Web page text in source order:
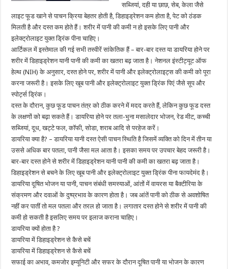
सब्जियां, दही या छाछ, सेब, केला जैसे
लाइट फूड खाने से पाचन क्रिया बेहतर होती है, डिहाइड्रेशन कम होता है, पेट को ठंडक
मिलती है और दस्त कम होते हैं। शरीर में पानी की कमी न हो इसके लिए पानी और
इलेक्ट्रोलाइट युक्त ड्रिंक पीना चाहिए।
आर्टिकल में इस्तेमाल की गई सभी तस्वीरें सांकेतिक हैं – बार-बार दस्त या डायरिया होने पर
शरीर में डिहाइड्रेशन यानी पानी की कमी का खतरा बढ़ जाता है। नेशनल इंस्टीट्यूट ऑफ
हेल्थ (NIH) के अनुसार, दस्त होने पर, शरीर में पानी और इलेक्ट्रोलाइट्स की कमी को पूरा
करना जरूरी है। इसके लिए खूब पानी और इलेक्ट्रोलाइट युक्त ड्रिंक पिएं जैसे सूप और
स्पोर्ट्स ड्रिंक।
दस्त के दौरान, कुछ फूड पाचन तंत्र को ठीक करने में मदद करते हैं, लेकिन कुछ फूड दस्त
के लक्षणों को बढ़ा सकते हैं। डायरिया होने पर तला-भुना मसालेदार भोजन, रेड मीट, कच्ची
सब्जियां, दूध, खट्टे फल, कॉफी, सोडा, शराब आदि से परहेज करें।
डायरिया क्या है? – डायरिया यानी दस्त ऐसी पाचन स्थिति है जिसमें व्यक्ति को दिन में तीन या
उससे अधिक बार पतला, पानी जैसा मल आता है। इसका समय पर उपचार बेहद जरूरी है।
बार-बार दस्त होने से शरीर में डिहाइड्रेशन यानी पानी की कमी का खतरा बढ़ जाता है।
डिहाइड्रेशन से बचने के लिए खूब पानी और इलेक्ट्रोलाइट युक्त ड्रिंक पीना फायदेमंद है।
डायरिया दूषित भोजन या पानी, पाचन संबंधी समस्याओं, आंतों में वायरस या बैक्टीरिया के
संक्रमण और दवाओं के दुष्प्रभाव के कारण होता है। जब आंतें पानी को ठीक से अवशोषित
नहीं कर पातीं तो मल पतला और तरल हो जाता है। लगातार दस्त होने से शरीर में पानी की
कमी हो सकती है इसलिए समय पर इलाज कराना चाहिए।
डायरिया क्यों होता है ?
डायरिया में डिहाइड्रेशन से कैसे बचें
डायरिया में डिहाइड्रेशन से कैसे बचें
सफाई का अभाव, कमजोर इम्यूनिटी और सफर के दौरान दूषित पानी या भोजन के कारण